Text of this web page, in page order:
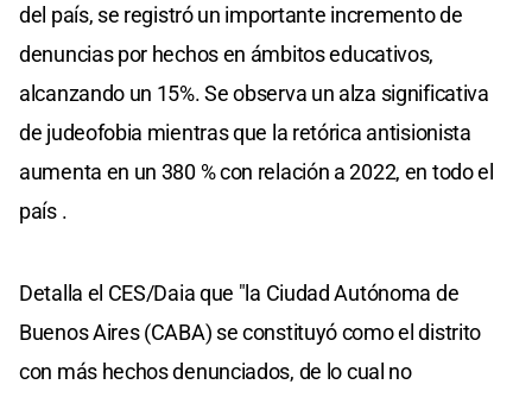
del país, se registró un importante incremento de
denuncias por hechos en ámbitos educativos,
alcanzando un 15%. Se observa un alza significativa
de judeofobia mientras que la retórica antisionista
aumenta en un 380 % con relación a 2022, en todo el
país .
Detalla el CES/Daia que "la Ciudad Autónoma de
Buenos Aires (CABA) se constituyó como el distrito
con más hechos denunciados, de lo cual no